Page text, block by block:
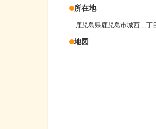
所在地
鹿児島県鹿児島市城西二丁
地図